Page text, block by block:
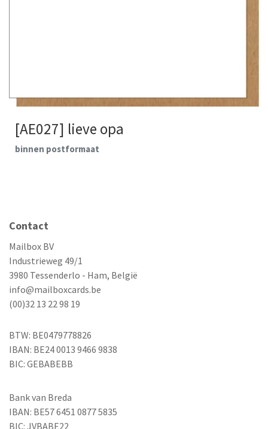
[AE027] lieve opa
binnen postformaat
Contact
Mailbox BV
Industrieweg 49/1
3980 Tessenderlo - Ham, België
info@mailboxcards.be
(00)32 13 22 98 19
BTW: BE0479778826
IBAN: BE24 0013 9466 9838
BIC: GEBABEBB
Bank van Breda
IBAN: BE57 6451 0877 5835
BIC: JVBABE22